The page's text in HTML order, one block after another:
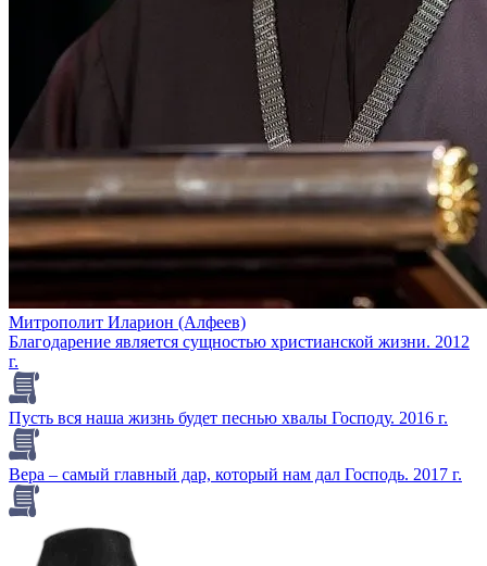
Митрополит Иларион (Алфеев)
Благодарение является сущностью христианской жизни. 2012
г.
Пусть вся наша жизнь будет песнью хвалы Господу. 2016 г.
Вера – самый главный дар, который нам дал Господь. 2017 г.